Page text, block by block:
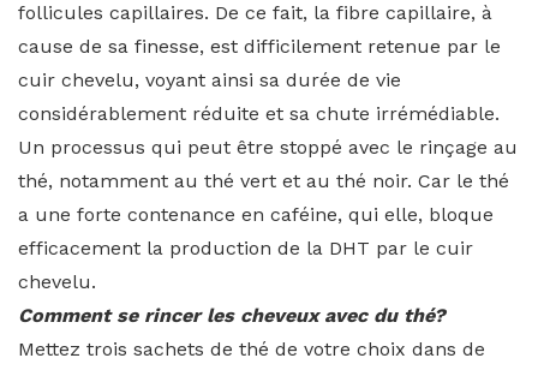
follicules capillaires. De ce fait, la fibre capillaire, à
cause de sa finesse, est difficilement retenue par le
cuir chevelu, voyant ainsi sa durée de vie
considérablement réduite et sa chute irrémédiable.
Un processus qui peut être stoppé avec le rinçage au
thé, notamment au thé vert et au thé noir. Car le thé
a une forte contenance en caféine, qui elle, bloque
efficacement la production de la DHT par le cuir
chevelu.
Comment se rincer les cheveux avec du thé?
Mettez trois sachets de thé de votre choix dans de